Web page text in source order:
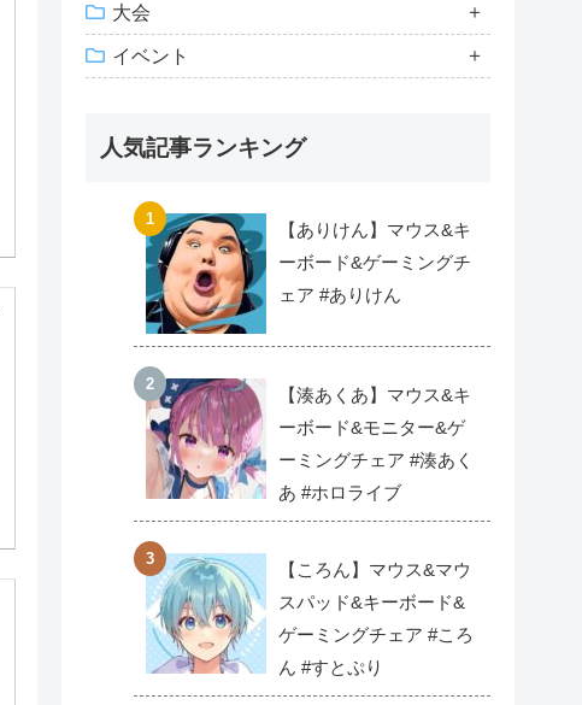
大会
イベント
人気記事ランキング
【ありけん】マウス&キ
ーボード&ゲーミングチ
ェア #ありけん
【湊あくあ】マウス&キ
ーボード&モニター&ゲ
ーミングチェア #湊あく
あ #ホロライブ
【ころん】マウス&マウ
スパッド&キーボード&
ゲーミングチェア #ころ
ん #すとぷり